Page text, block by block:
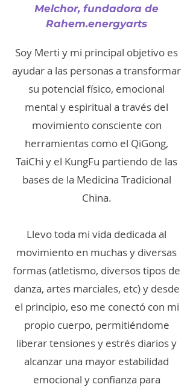
Melchor, fundadora de
Rahem.energyarts
Soy Merti y mi principal objetivo es
ayudar a las personas a transformar
su potencial físico, emocional
mental y espiritual a través del
movimiento consciente con
herramientas como el QiGong,
TaiChi y el KungFu partiendo de las
bases de la Medicina Tradicional
China.
Llevo toda mi vida dedicada al
movimiento en muchas y diversas
formas (atletismo, diversos tipos de
danza, artes marciales, etc) y desde
el principio, eso me conectó con mi
propio cuerpo, permitiéndome
liberar tensiones y estrés diarios y
alcanzar una mayor estabilidad
emocional y confianza para